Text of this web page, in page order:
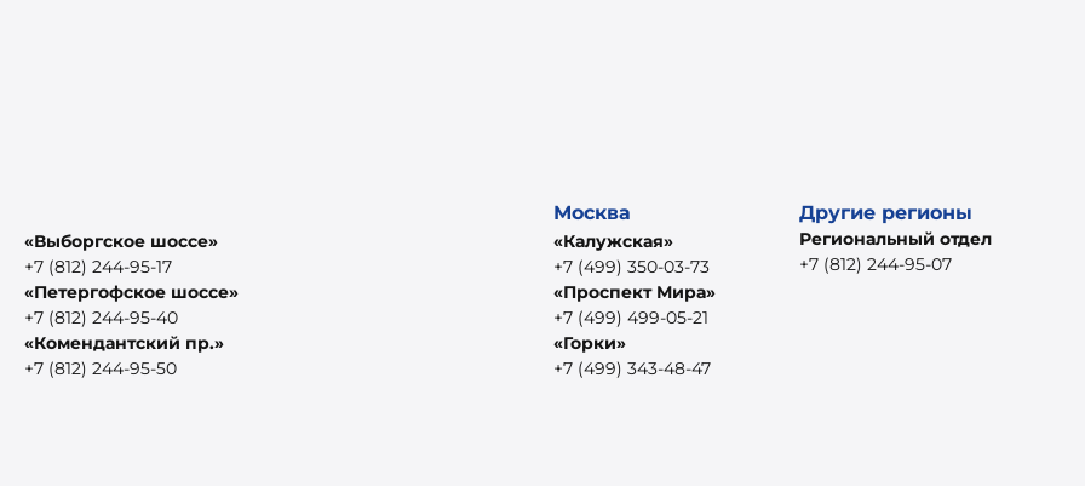
«Выборгское шоссе»
+7 (812) 244-95-17
«Петергофское шоссе»
+7 (812) 244-95-40
«Комендантский пр.»
+7 (812) 244-95-50
Москва
«Калужская»
+7 (499) 350-03-73
«Проспект Мира»
+7 (499) 499-05-21
«Горки»
+7 (499) 343-48-47
Другие регионы
Региональный отдел
+7 (812) 244-95-07